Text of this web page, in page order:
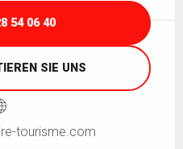
54 06 40
SIE UNS
tourisme.com